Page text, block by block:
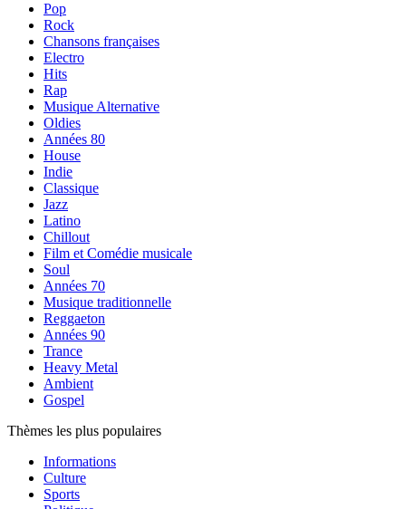
Pop
Rock
Chansons françaises
Electro
Hits
Rap
Musique Alternative
Oldies
Années 80
House
Indie
Classique
Jazz
Latino
Chillout
Film et Comédie musicale
Soul
Années 70
Musique traditionnelle
Reggaeton
Années 90
Trance
Heavy Metal
Ambient
Gospel
Thèmes les plus populaires
Informations
Culture
Sports